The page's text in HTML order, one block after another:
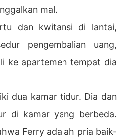
mal.
dan kwitansi di lantai,
pengembalian uang,
ke apartemen tempat dia
dua kamar tidur. Dia dan
di kamar yang berbeda.
Ferry adalah pria baik-